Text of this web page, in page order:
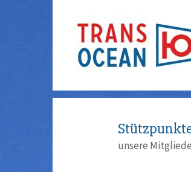
unsere